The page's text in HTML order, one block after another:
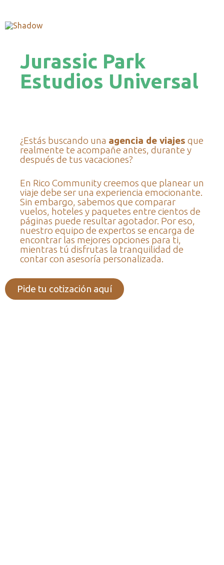
Jurassic Park
Estudios Universal
¿Estás buscando una agencia de viajes que
realmente te acompañe antes, durante y
después de tus vacaciones?
En Rico Community creemos que planear un
viaje debe ser una experiencia emocionante.
Sin embargo, sabemos que comparar
vuelos, hoteles y paquetes entre cientos de
páginas puede resultar agotador. Por eso,
nuestro equipo de expertos se encarga de
encontrar las mejores opciones para ti,
mientras tú disfrutas la tranquilidad de
contar con asesoría personalizada.
Pide tu cotización aquí